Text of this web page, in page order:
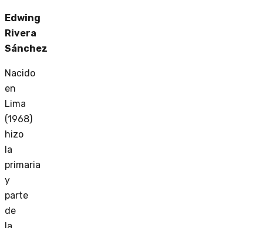
Edwing
Rivera
Sánchez
Nacido
en
Lima
(1968)
hizo
la
primaria
y
parte
de